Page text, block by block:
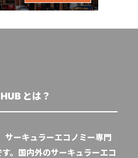
とは？
ーキュラーエコノミー専門
。国内外のサーキュラーエコ